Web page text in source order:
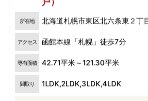
所在地 北海道札幌市東区北六条東２丁
アクセス 函館本線「札幌」徒歩7分
専有面積 42.71平米～121.30平米
間取り 1LDK,2LDK,3LDK,4LDK